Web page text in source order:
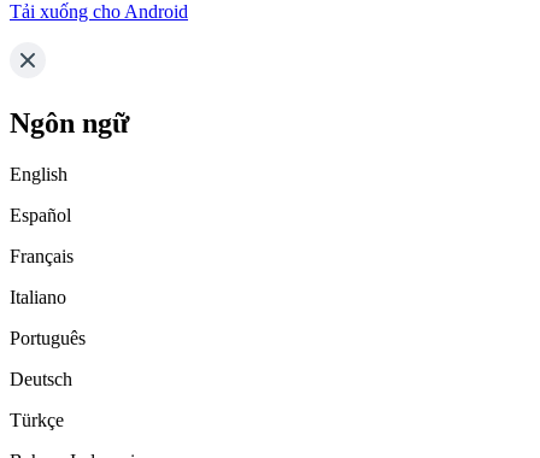
Tải xuống cho Android
Ngôn ngữ
English
Español
Français
Italiano
Português
Deutsch
Türkçe